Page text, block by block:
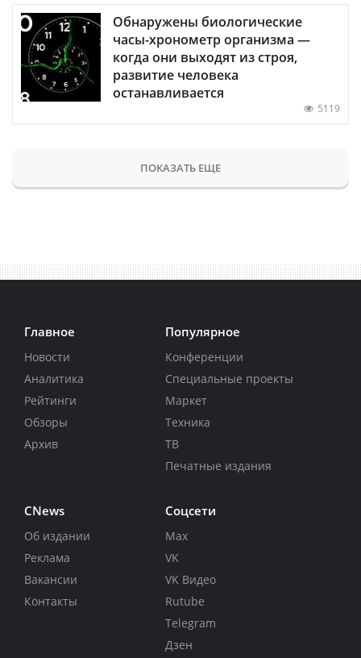
Обнаружены биологические
часы-хронометр организма —
когда они выходят из строя,
развитие человека
останавливается
5119
ПОКАЗАТЬ ЕЩЕ
Главное
Новости
Аналитика
Рейтинги
Обзоры
Архив
Популярное
Конференции
Специальные проекты
Маркет
Техника
ТВ
Печатные издания
CNews
Об издании
Реклама
Вакансии
Контакты
Соцсети
Max
VK
VK Видео
Rutube
Telegram
Дзен